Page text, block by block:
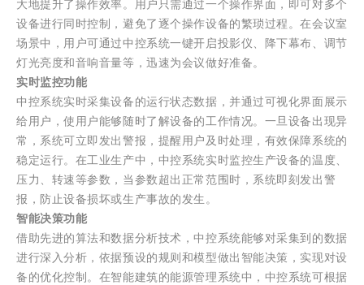
大地提升了操作效率。用户只需通过一个操作界面，即可对多个
设备进行同时控制，避免了逐个操作设备的繁琐过程。在会议室
场景中，用户可通过中控系统一键开启投影仪、降下幕布、调节
灯光亮度和音响音量等，迅速为会议做好准备。
实时监控功能
中控系统实时采集设备的运行状态数据，并通过可视化界面展示
给用户，使用户能够随时了解设备的工作情况。一旦设备出现异
常，系统可立即发出警报，提醒用户及时处理，有效保障系统的
稳定运行。在工业生产中，中控系统实时监控生产设备的温度、
压力、转速等参数，当参数超出正常范围时，系统即刻发出警
报，防止设备损坏或生产事故的发生。
智能决策功能
借助先进的算法和数据分析技术，中控系统能够对采集到的数据
进行深入分析，依据预设的规则和模型做出智能决策，实现对设
备的优化控制。在智能建筑的能源管理系统中，中控系统可根据